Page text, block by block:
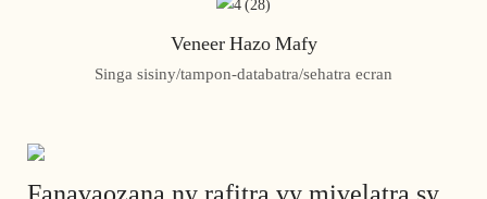
Veneer Hazo Mafy
Singa sisiny/tampon-databatra/sehatra ecran